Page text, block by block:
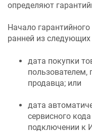
определяют
Начало
ранней из
дата покупки
пользователем,
продавца; или
дата
сервисного
подключении к